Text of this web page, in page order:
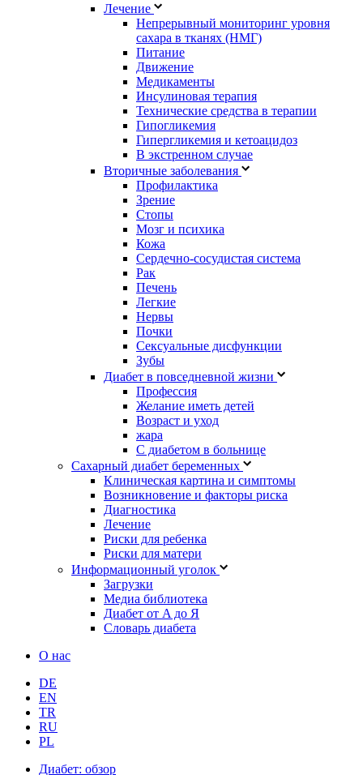
Лечение
Непрерывный мониторинг уровня
сахара в тканях (НМГ)
Питание
Движение
Медикаменты
Инсулиновая терапия
Технические средства в терапии
Гипогликемия
Гипергликемия и кетоацидоз
В экстренном случае
Вторичные заболевания
Профилактика
Зрение
Стопы
Мозг и психика
Кожа
Сердечно-сосудистая система
Рак
Печень
Легкие
Нервы
Почки
Сексуальные дисфункции
Зубы
Диабет в повседневной жизни
Профессия
Желание иметь детей
Возраст и уход
жара
С диабетом в больнице
Сахарный диабет беременных
Клиническая картина и симптомы
Возникновение и факторы риска
Диагностика
Лечение
Риски для ребенка
Риски для матери
Информационный уголок
Загрузки
Медиа библиотека
Диабет от A до Я
Словарь диабета
О нас
DE
EN
TR
RU
PL
Диабет: обзор